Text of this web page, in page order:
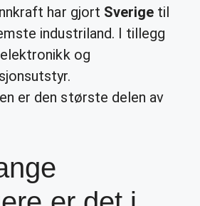
har gjort Sverigetil
industriland. I tillegg
og
er den største delen av